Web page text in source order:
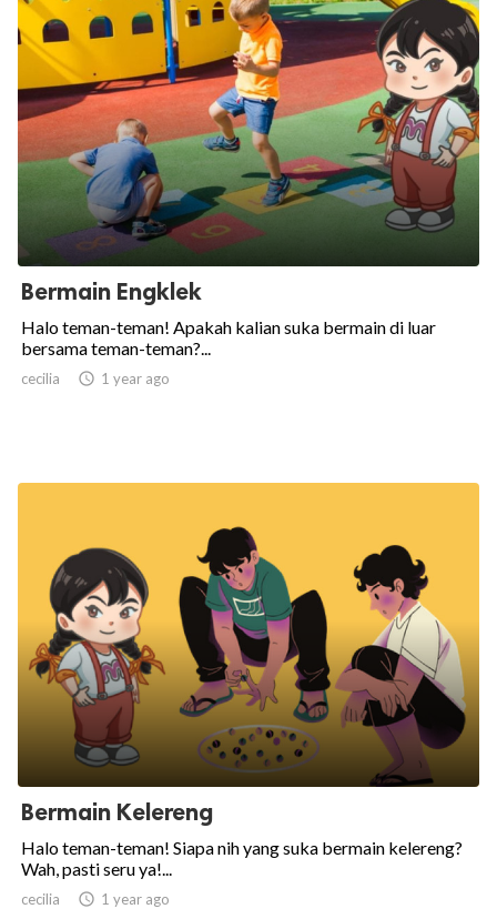
Bermain Engklek
Halo teman-teman! Apakah kalian suka bermain di luar
bersama teman-teman?...
cecilia  1 year ago
Bermain Kelereng
Halo teman-teman! Siapa nih yang suka bermain kelereng?
Wah, pasti seru ya!...
cecilia  1 year ago